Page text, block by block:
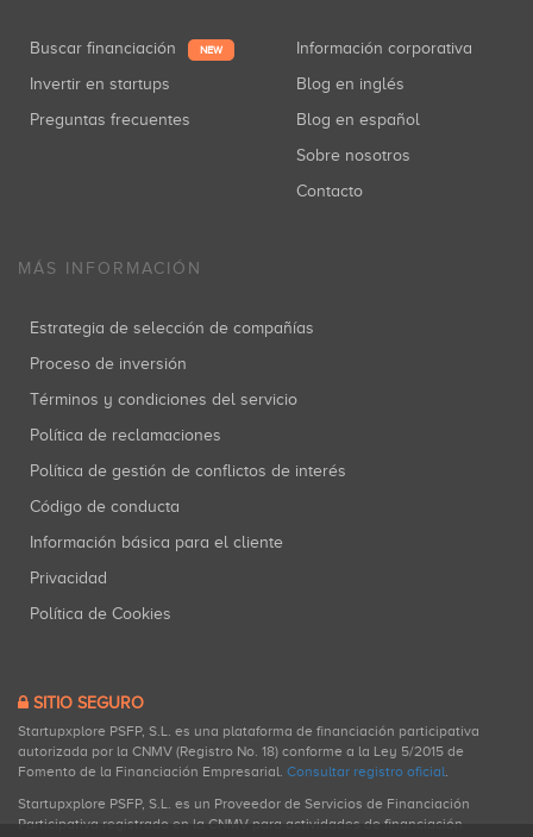
Buscar financiación NEW
Invertir en startups
Preguntas frecuentes
Información corporativa
Blog en inglés
Blog en español
Sobre nosotros
Contacto
MÁS INFORMACIÓN
Estrategia de selección de compañías
Proceso de inversión
Términos y condiciones del servicio
Política de reclamaciones
Política de gestión de conflictos de interés
Código de conducta
Información básica para el cliente
Privacidad
Política de Cookies
SITIO SEGURO
Startupxplore PSFP, S.L. es una plataforma de financiación participativa
autorizada por la CNMV (Registro No. 18) conforme a la Ley 5/2015 de
Fomento de la Financiación Empresarial. Consultar registro oficial.
Startupxplore PSFP, S.L. es un Proveedor de Servicios de Financiación
Participativa registrado en la CNMV para actividades de financiación